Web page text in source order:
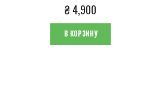
0из 5
₴4,900
В КОРЗИНУ